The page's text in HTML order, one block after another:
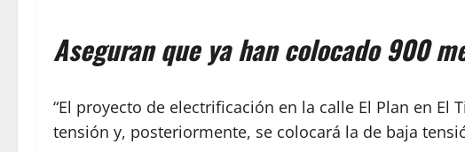
Aseguran que ya han colocado 900
“El proyecto de electrificación en la calle El Plan en
tensión y, posteriormente, se colocará la de baja